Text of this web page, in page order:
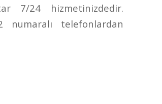
7/24 hizmetinizdedir.
numaralı telefonlardan